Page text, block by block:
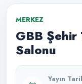
MERKEZ
GBB
Salonu
Yayın